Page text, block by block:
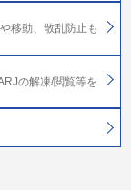
移動、散乱防止も
の解凍/閲覧等を